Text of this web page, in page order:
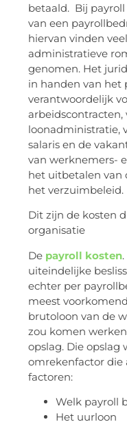
betaald. Bij
van een
hiervan vinden
administratieve
genomen. Het
in handen van het
verantwoordelijk
loonadministratie,
salaris en de
van werknemers-
het uitbetalen van
het verzuimbeleid.
Dit zijn de kosten
organisatie
De payroll kosten
uiteindelijke
echter per
meest
brutoloon van de
zou komen
opslag. Die opslag
omrekenfactor die
factoren:
Welk payroll
Het uurloon